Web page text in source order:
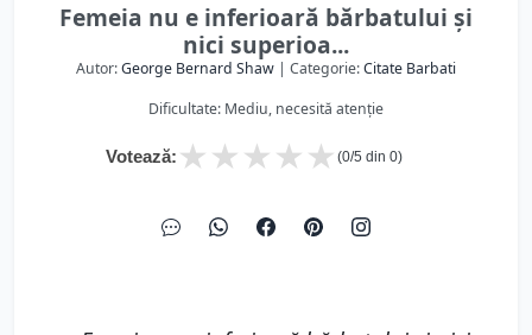
Femeia nu e inferioară bărbatului şi
nici superioa...
Autor:George Bernard Shaw | Categorie:Citate Barbati
Dificultate: Mediu, necesită atenție
Votează: ★
★
★
★
★ (0/5 din 0)